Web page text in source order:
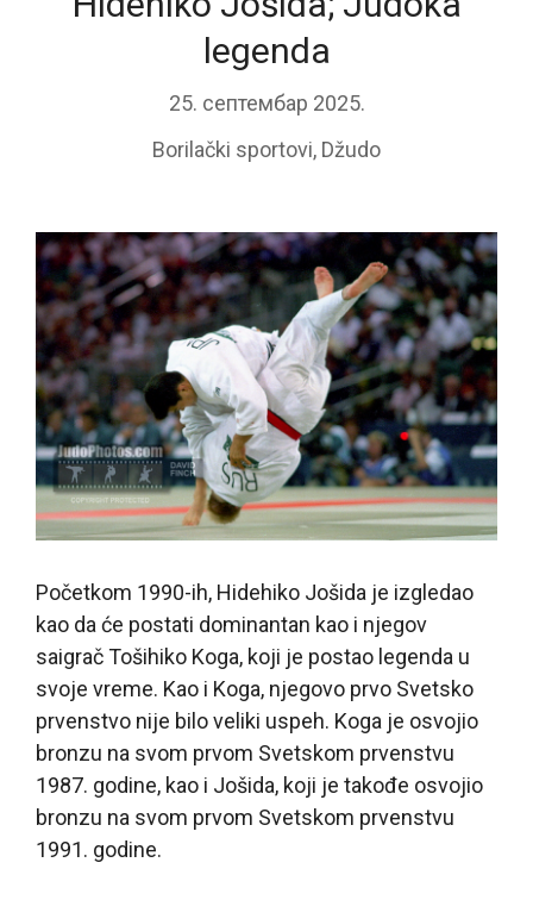
legenda
25. септембар 2025.
Borilački sportovi, Džudo
Početkom 1990-ih, Hidehiko Jošida je izgledao
kao da će postati dominantan kao i njegov
saigrač Tošihiko Koga, koji je postao legenda u
svoje vreme. Kao i Koga, njegovo prvo Svetsko
prvenstvo nije bilo veliki uspeh. Koga je osvojio
bronzu na svom prvom Svetskom prvenstvu
1987. godine, kao i Jošida, koji je takođe osvojio
bronzu na svom prvom Svetskom prvenstvu
1991. godine.